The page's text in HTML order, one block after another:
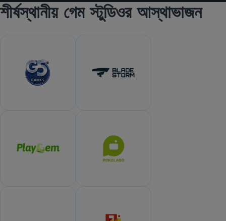
শীর্ষস্থানীয় গেম স্টুডিওর আস্থাভাজন